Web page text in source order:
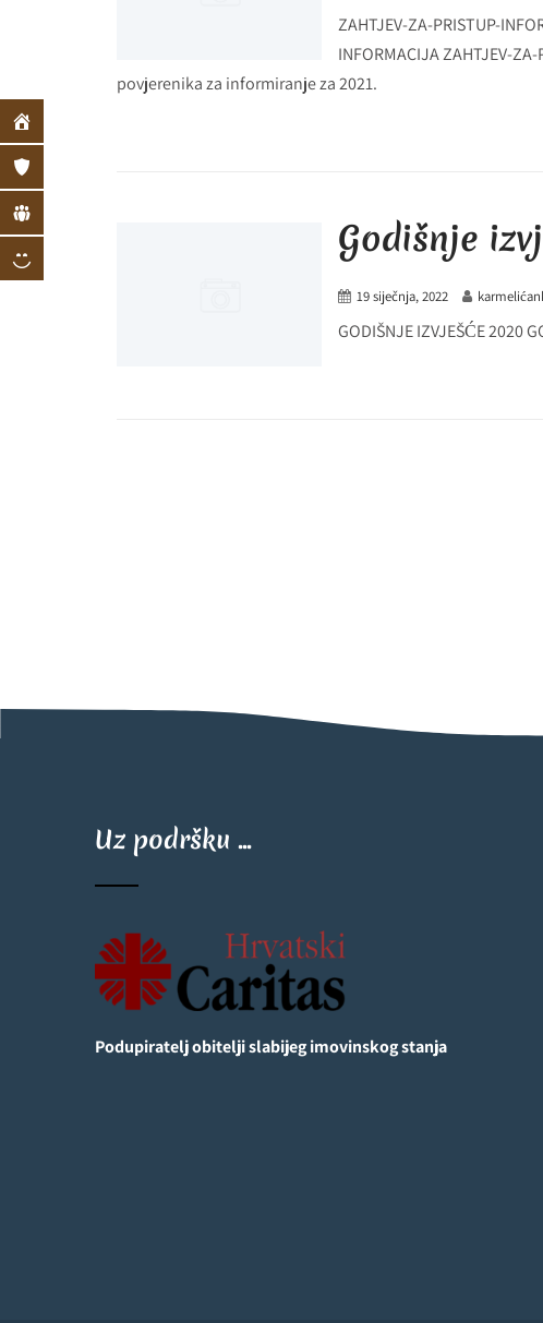
ZAHTJEV-ZA-PRISTUP-
INFORMACIJA ZAHTJEV-
povjerenika za informiranje za 2021.
Godišnje
19 siječnja, 2022
GODIŠNJE IZVJEŠĆE 2020
Uz podršku ...
Podupiratelj obitelji slabijeg imovinskog stanja